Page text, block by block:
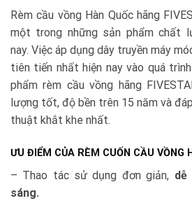
Rèm cầu vồng Hàn Quốc hãng
một trong những sản phẩm chất
nay. Việc áp dụng dây truyền máy
tiên tiến nhất hiện nay vào quá
phẩm rèm cầu vồng hãng
lượng tốt, độ bền trên 15 năm và
thuật khắt khe nhất.
ƯU ĐIỂM CỦA RÈM CUỐN CẦU VỒNG
– Thao tác sử dụng đơn giản, dễ
sáng.